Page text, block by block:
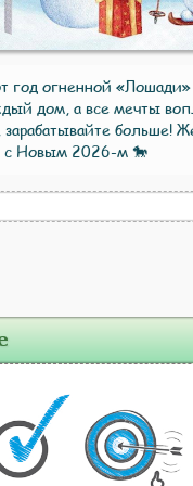
год огненной
дом, а все мечты
зарабатывайте больше!
с Новым 2026-м 🐎